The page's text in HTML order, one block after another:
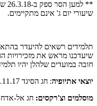
שיעורי יום ג' אינם מתקיימים.
תלמידים רשאים להיעדר
שיעדכנו מראש את מזכירויות
חובה במועדים שלהלן יהיו
יוצאי אתיופיה: חג הסיגד 16.11.17
מוסלמים וצ'רקסים: חג אל-אדחא 21-24.8.18; חג אל פיטר: 15-